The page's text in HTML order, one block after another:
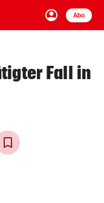
account_circle
Anmelden
Abo
close Schließen
arrow_right
Fall in